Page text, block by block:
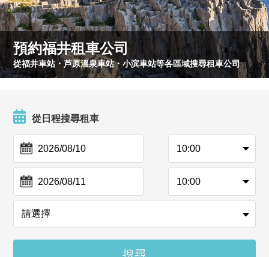
預約福井租車公司
從福井車站・芦原溫泉車站・小滨車站等各區域搜尋租車公司
從日程搜尋租車